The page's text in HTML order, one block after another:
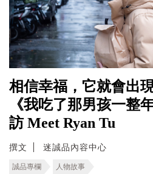
相信幸福，它就會出
《我吃了那男孩一整
訪 Meet Ryan Tu
撰文 迷誠品內容中心
誠品專欄 人物故事